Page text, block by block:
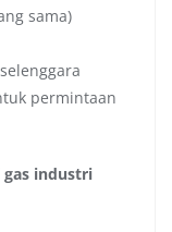
sama)
permintaan
industri